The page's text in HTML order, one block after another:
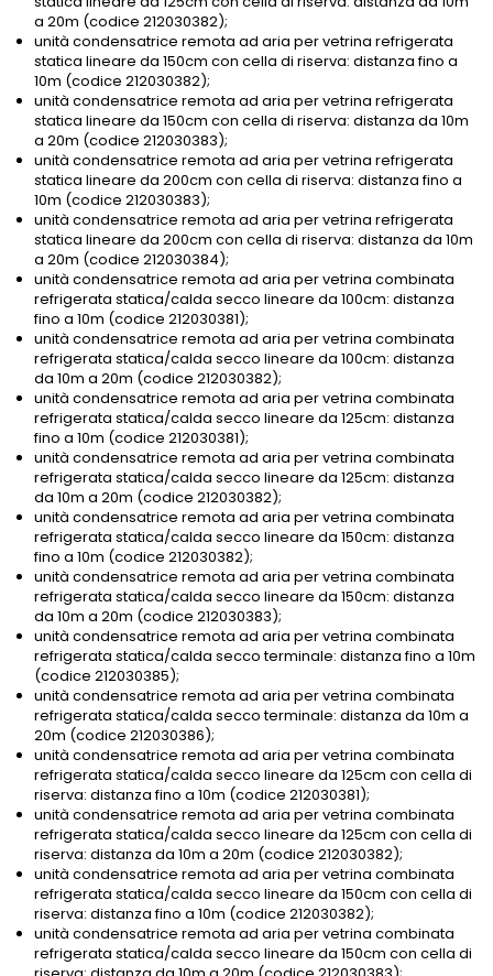
a 20m (codice 212030382);
unità condensatrice remota ad aria per vetrina refrigerata
statica lineare da 150cm con cella di riserva: distanza fino a
10m (codice 212030382);
unità condensatrice remota ad aria per vetrina refrigerata
statica lineare da 150cm con cella di riserva: distanza da 10m
a 20m (codice 212030383);
unità condensatrice remota ad aria per vetrina refrigerata
statica lineare da 200cm con cella di riserva: distanza fino a
10m (codice 212030383);
unità condensatrice remota ad aria per vetrina refrigerata
statica lineare da 200cm con cella di riserva: distanza da 10m
a 20m (codice 212030384);
unità condensatrice remota ad aria per vetrina combinata
refrigerata statica/calda secco lineare da 100cm: distanza
fino a 10m (codice 212030381);
unità condensatrice remota ad aria per vetrina combinata
refrigerata statica/calda secco lineare da 100cm: distanza
da 10m a 20m (codice 212030382);
unità condensatrice remota ad aria per vetrina combinata
refrigerata statica/calda secco lineare da 125cm: distanza
fino a 10m (codice 212030381);
unità condensatrice remota ad aria per vetrina combinata
refrigerata statica/calda secco lineare da 125cm: distanza
da 10m a 20m (codice 212030382);
unità condensatrice remota ad aria per vetrina combinata
refrigerata statica/calda secco lineare da 150cm: distanza
fino a 10m (codice 212030382);
unità condensatrice remota ad aria per vetrina combinata
refrigerata statica/calda secco lineare da 150cm: distanza
da 10m a 20m (codice 212030383);
unità condensatrice remota ad aria per vetrina combinata
refrigerata statica/calda secco terminale: distanza fino a 10m
(codice 212030385);
unità condensatrice remota ad aria per vetrina combinata
refrigerata statica/calda secco terminale: distanza da 10m a
20m (codice 212030386);
unità condensatrice remota ad aria per vetrina combinata
refrigerata statica/calda secco lineare da 125cm con cella di
riserva: distanza fino a 10m (codice 212030381);
unità condensatrice remota ad aria per vetrina combinata
refrigerata statica/calda secco lineare da 125cm con cella di
riserva: distanza da 10m a 20m (codice 212030382);
unità condensatrice remota ad aria per vetrina combinata
refrigerata statica/calda secco lineare da 150cm con cella di
riserva: distanza fino a 10m (codice 212030382);
unità condensatrice remota ad aria per vetrina combinata
refrigerata statica/calda secco lineare da 150cm con cella di